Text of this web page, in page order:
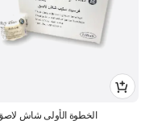
الخطوة الأولى شاش لاصق 4